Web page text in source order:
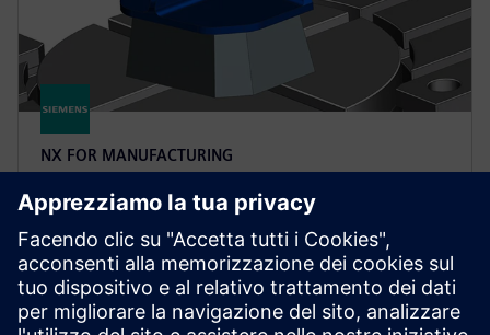
NX FOR MANUFACTURING
NX X Manufacturing CAD/CAM
Premium
Semplifica la programmazione di parti complesse con
NX X Manufacturing Premium, basato sul prodotto
Advanced, con lavorazione multiasse basata su